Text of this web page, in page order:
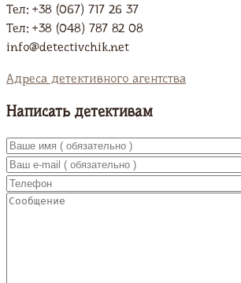
Тел: +38 (067) 717 26 37
Тел: +38 (048) 787 82 08
info@detectivchik.net
Адреса детективного агентства
Написать детективам